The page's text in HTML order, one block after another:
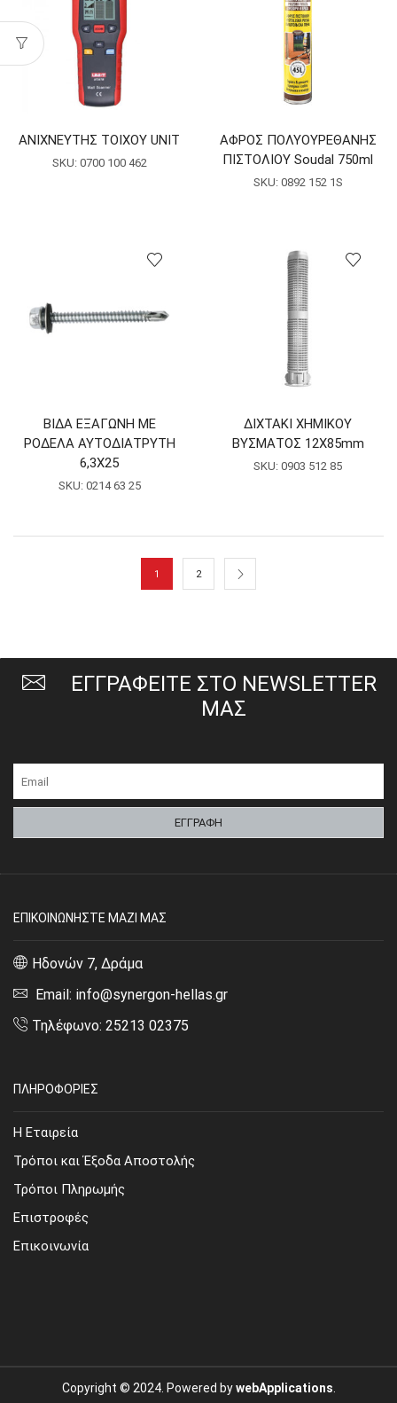
ΑΝΙΧΝΕΥΤΗΣ ΤΟΙΧΟΥ UNIT
SKU: 0700 100 462
ΑΦΡΟΣ ΠΟΛΥΟΥΡΕΘΑΝΗΣ
ΠΙΣΤΟΛΙΟΥ Soudal 750ml
SKU: 0892 152 1S
ΒΙΔΑ ΕΞΑΓΩΝΗ ΜΕ
ΡΟΔΕΛΑ ΑΥΤΟΔΙΑΤΡΥΤΗ
6,3Χ25
SKU: 0214 63 25
ΔΙΧΤΑΚΙ ΧΗΜΙΚΟΥ
ΒΥΣΜΑΤΟΣ 12Χ85mm
SKU: 0903 512 85
1 2
ΕΓΓΡΑΦΕΙΤΕ ΣΤΟ NEWSLETTER
ΜΑΣ
ΕΠΙΚΟΙΝΩΝΗΣΤΕ ΜΑΖΙ ΜΑΣ
Ηδονών 7, Δράμα
Email: info@synergon-hellas.gr
Τηλέφωνο: 25213 02375
ΠΛΗΡΟΦΟΡΙΕΣ
Η Εταιρεία
Τρόποι και Έξοδα Αποστολής
Τρόποι Πληρωμής
Επιστροφές
Επικοινωνία
Copyright © 2024. Powered bywebApplications